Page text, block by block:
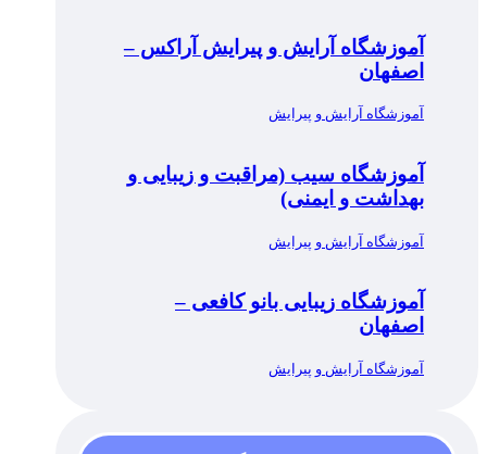
آموزشگاه آرایش و پیرایش آراکس –
اصفهان
آموزشگاه آرایش و پیرایش
آموزشگاه سیب (مراقبت و زیبایی و
بهداشت و ایمنی)
آموزشگاه آرایش و پیرایش
آموزشگاه زیبایی بانو کافعی –
اصفهان
آموزشگاه آرایش و پیرایش